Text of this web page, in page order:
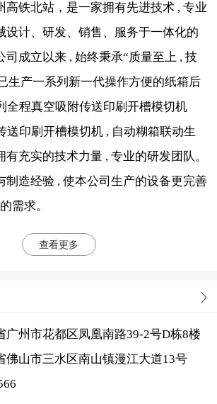
高铁北站，是一家拥有先进技术 , 专业
设计、研发、销售、服务于一体化的
司成立以来 , 始终秉承“质量至上 , 技
生产一系列新一代操作方便的纸箱后
全程真空吸附传送印刷开槽模切机
送印刷开槽模切机 , 自动糊箱联动生
充实的技术力量 , 专业的研发团队。
制造经验 , 使本公司生产的设备更完善
需求。
查看更多
广州市花都区凤凰南路39-2号D栋8楼
佛山市三水区南山镇漫江大道13号